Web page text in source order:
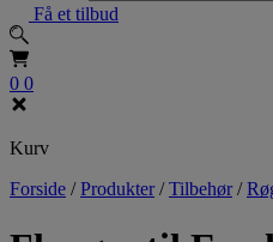
Få et tilbud
0 0
Kurv
Forside /Produkter/Tilbehør/